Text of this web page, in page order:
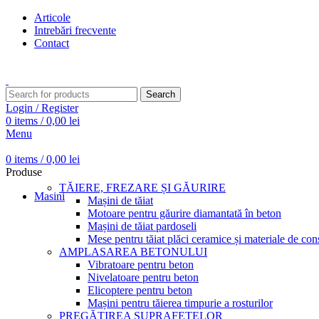
Articole
Intrebări frecvente
Contact
Search
Login / Register
0 items / 0,00 lei
Menu
0 items / 0,00 lei
Produse
Masini
TĂIERE, FREZARE ȘI GĂURIRE
Mașini de tăiat
Motoare pentru găurire diamantată în beton
Mașini de tăiat pardoseli
Mese pentru tăiat plăci ceramice și materiale de
AMPLASAREA BETONULUI
Vibratoare pentru beton
Nivelatoare pentru beton
Elicoptere pentru beton
Mașini pentru tăierea timpurie a rosturilor
PREGĂTIREA SUPRAFEȚELOR